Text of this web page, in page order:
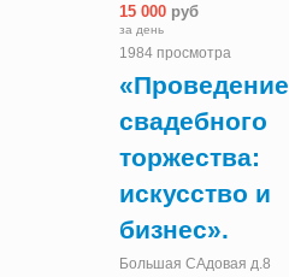
15 000 руб
за день
1984 просмотра
«Проведение
свадебного
торжества:
искусство и
бизнес».
Большая САдовая д.8